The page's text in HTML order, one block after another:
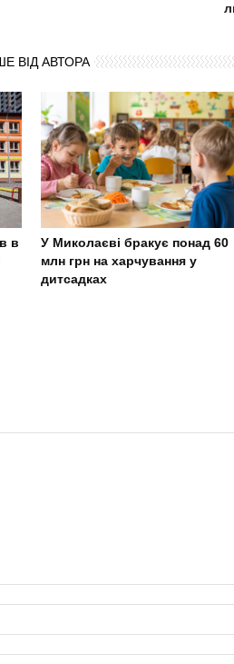
ВІД АВТОРА
в
У Миколаєві бракує понад 60
млн грн на харчування у
дитсадках